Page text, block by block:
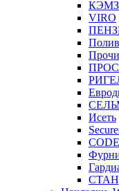
КЭМЗ
VIRO
Исеть